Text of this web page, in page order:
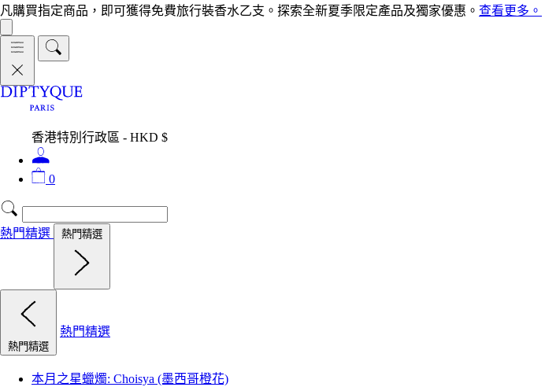
凡購買指定商品，即可獲得免費旅行裝香水乙支。探索全新夏季限定產品及獨家優惠。 查看更多。
香港特別行政區 - HKD $
0
熱門精選 熱門精選
熱門精選
熱門精選
本月之星蠟燭: Choisya (墨西哥橙花)